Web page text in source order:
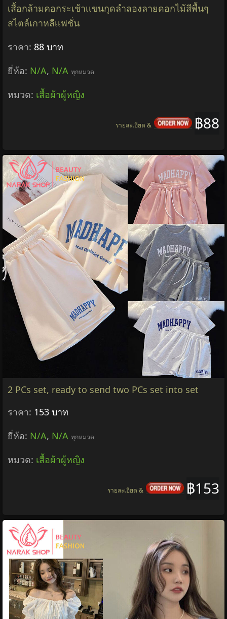
เสื้อกล้ามคอกระเช้าเเขนกุดลำลองลายดอกไม้สีพื้นๆ
สไตล์เกาหลีเเฟชั่น
ราคา: 88 บาท
ยี่ห้อ: N/A, N/A ทุกหมวด
หมวด: เสื้อผ้าผู้หญิง
฿88
รายละเอียด &
2 PCs set, ready to send two PCs set into set
ราคา: 153 บาท
ยี่ห้อ: N/A, N/A ทุกหมวด
หมวด: เสื้อผ้าผู้หญิง
฿153
รายละเอียด &